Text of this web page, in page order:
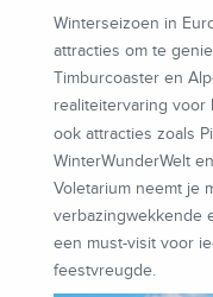
Winterseizoen in
attracties om te
Timburcoaster en
realiteitervaring voor
ook attracties zoals
WinterWunderWelt
Voletarium neemt je
verbazingwekkende
een must-visit voor
feestvreugde.